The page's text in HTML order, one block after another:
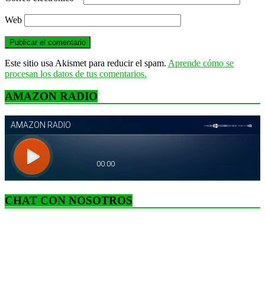
Web
Este sitio usa Akismet para reducir el spam. Aprende cómo se
procesan los datos de tus comentarios.
AMAZON RADIO
CHAT CON NOSOTROS